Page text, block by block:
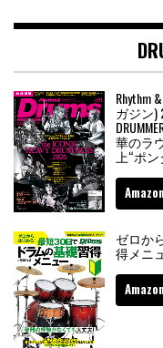
Rhythm
ガジン)
華のラ
上“ポ
ゼロか
得メニ